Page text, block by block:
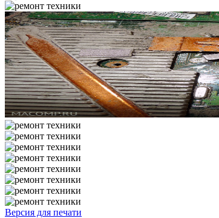
Версия для печати